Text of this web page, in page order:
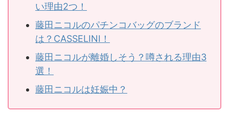
い理由2つ！
藤田ニコルのパチンコバッグのブランド
は？CASSELINI！
藤田ニコルが離婚しそう？噂される理由3
選！
藤田ニコルは妊娠中？